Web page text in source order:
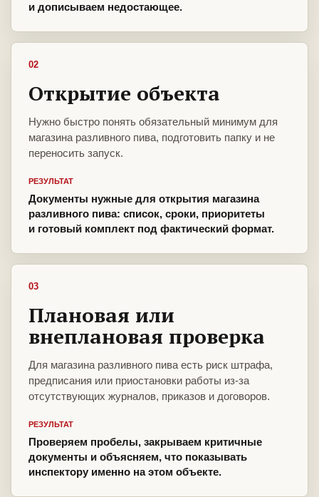
и дописываем недостающее.
02
Открытие объекта
Нужно быстро понять обязательный минимум для
магазина разливного пива, подготовить папку и не
переносить запуск.
РЕЗУЛЬТАТ
Документы нужные для открытия магазина
разливного пива: список, сроки, приоритеты
и готовый комплект под фактический формат.
03
Плановая или
внеплановая проверка
Для магазина разливного пива есть риск штрафа,
предписания или приостановки работы из-за
отсутствующих журналов, приказов и договоров.
РЕЗУЛЬТАТ
Проверяем пробелы, закрываем критичные
документы и объясняем, что показывать
инспектору именно на этом объекте.